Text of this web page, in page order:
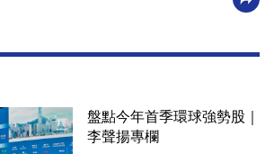
盤點今年首季環球強勢股｜
李聲揚專欄